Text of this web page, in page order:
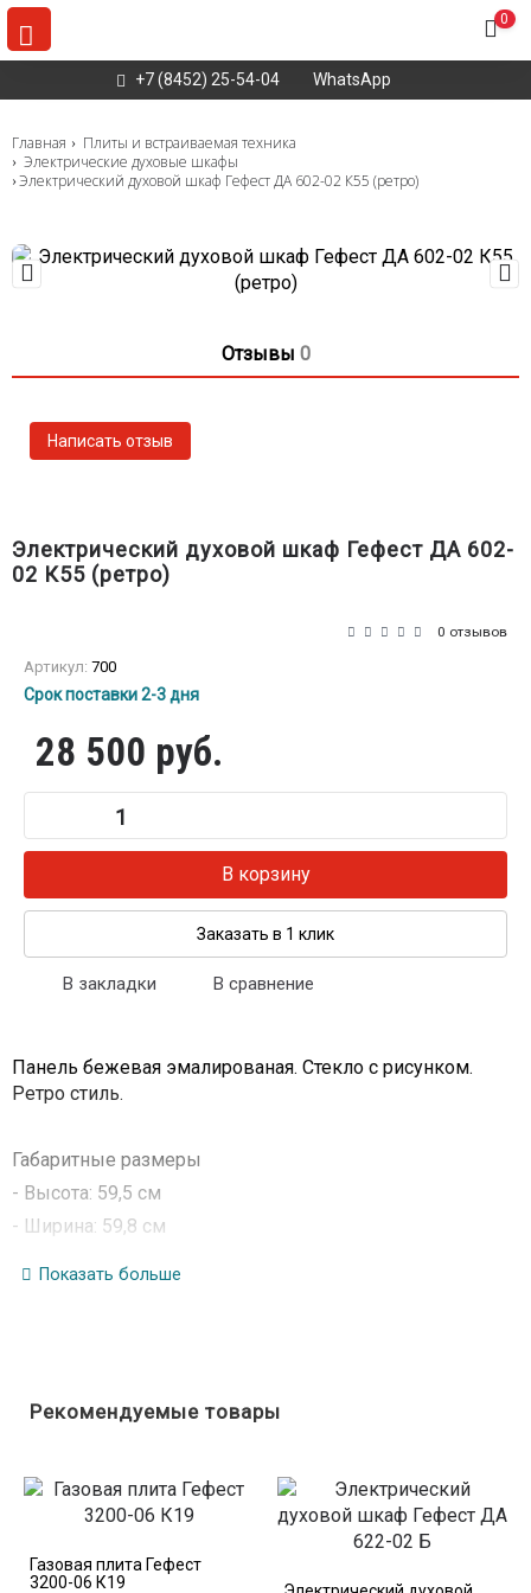
+7 (8452) 25-54-04 WhatsApp
0
Главная
Плиты и встраиваемая техника
Электрические духовые шкафы
Электрический духовой шкаф Гефест ДА 602-02 К55 (ретро)
Отзывы 0
Электрический духовой шкаф Гефест ДА 602-
02 К55 (ретро)
0 отзывов
Артикул: 700
Срок поставки 2-3 дня
28 500 руб.
В корзину
Заказать в 1 клик
В закладки В сравнение
Панель бежевая эмалированая. Стекло с рисунком.
Ретро стиль.
Габаритные размеры
- Высота: 59,5 см
- Ширина: 59,8 см
Характеристики
- Номинальная потребляемая мощность: 3,02-3,3 кВт
- Род тока: переменный
- Масса нетто: не болеее 33,7 кг
Показать больше
Рекомендуемые товары
Газовая плита Гефест
3200-06 К19